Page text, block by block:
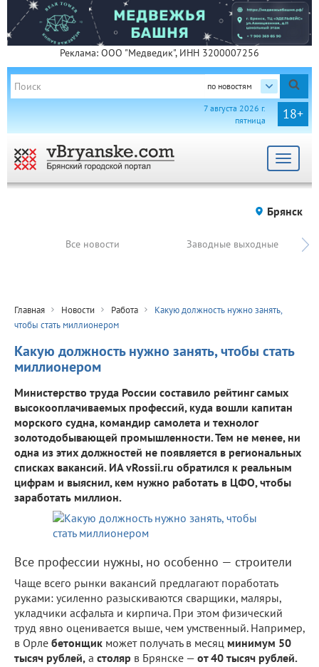
Реклама: ООО "Медведик", ИНН 3200007256
по новостям
18+
7 августа 2026 г.
пятница
Toggle
Брянск
Все новости Заводные выходные
Главная Новости Работа
Какую должность нужно занять,
чтобы стать миллионером
Какую должность нужно занять, чтобы стать
миллионером
Министерство труда России составило рейтинг самых
высокооплачиваемых профессий, куда вошли капитан
морского судна, командир самолета и технолог
золотодобывающей промышленности. Тем не менее, ни
одна из этих должностей не появляется в региональных
списках вакансий. ИА vRossii.ru обратился к реальным
цифрам и выяснил, кем нужно работать в ЦФО, чтобы
заработать миллион.
Все профессии нужны, но особенно — строители
Чаще всего рынки вакансий предлагают поработать
руками: усиленно разыскиваются сварщики, маляры,
укладчики асфальта и кирпича. При этом физический
труд явно оценивается выше, чем умственный. Например,
в Орле бетонщик может получать в месяц минимум 50
тысяч рублей, а столяр в Брянске — от 40 тысяч рублей.